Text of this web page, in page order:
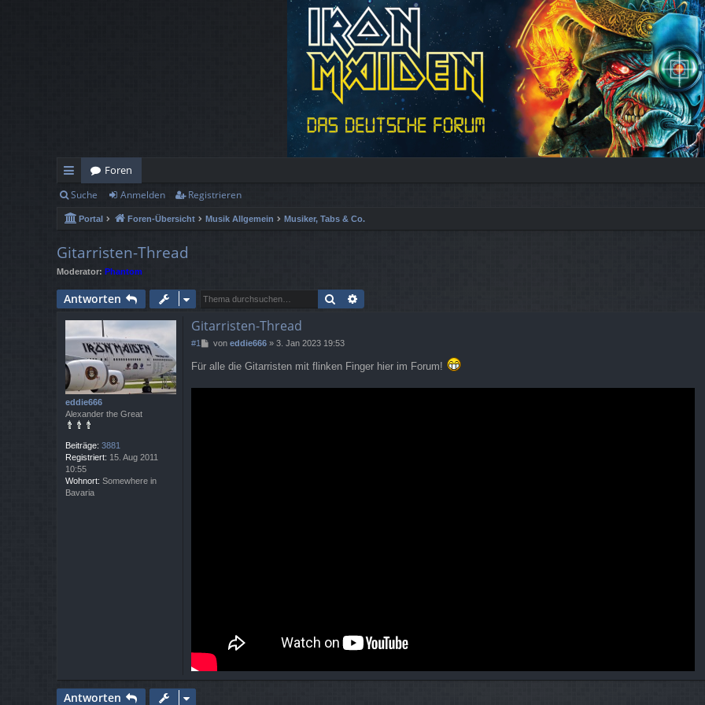
ch
ne
llz
ug
rif
Foren
Suche Anmelden Registrieren
Portal Foren-Übersicht Musik Allgemein Musiker, Tabs & Co.
Gitarristen-Thread
Moderator: Phantom
Antworten Suche
eddie666
Alexander the Great
Beiträge: 3881
Registriert: 15. Aug 2011
10:55
Wohnort: Somewhere in
Bavaria
Gitarristen-Thread
#1
B
i
r
von eddie666» 3. Jan 2023 19:53
Für alle die Gitarristen mit flinken Finger hier im Forum!
Antworten